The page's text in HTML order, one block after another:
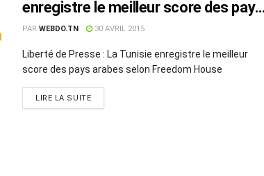
enregistre le meilleur score des pays
arabes » selon Freedom House
PAR WEBDO.TN 30 AVRIL 2015
Liberté de Presse : La Tunisie enregistre le meilleur
score des pays arabes selon Freedom House
LIRE LA SUITE